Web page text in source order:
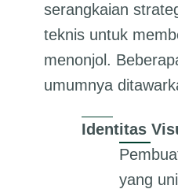
serangkaian
teknis untuk
menonjol.
umumnya
Identitas
yang